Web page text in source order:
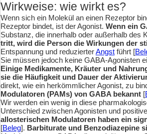
Wirkweise: wie wirkt es?
Wenn sich ein Molekül an einen Rezeptor
Rezeptor bindet, ist der Agonist. Wenn ein
Substanz, die innerhalb oder außerhalb des
tritt, wird die Person die Wirkungen der
Entspannung und reduzierterAngst führt [
Sie müssen jedoch keine GABA-Agonisten
Einige Medikamente, Kräuter und
sie die Häufigkeit und Dauer der
direkt, wie ein herkömmlicher Agonist, zu
Modulatoren (PAMs) von GABA bekannt [
Wir werden ein wenig in diese
Unterschied zwischen Agonisten und
allosterischen Modulatoren haben ein
[Beleg]. Barbiturate und Benzodiazepine